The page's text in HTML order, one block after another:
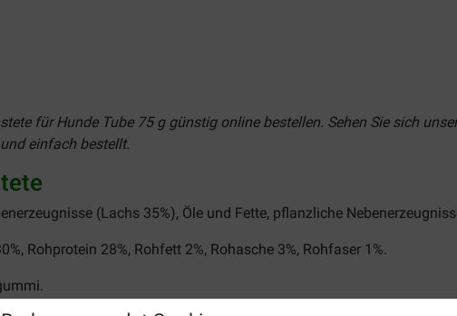
für Hunde Tube 75 g günstig online bestellen. Sehen Sie sich
einfach bestellt.
(Lachs 35%), Öle und Fette, pflanzliche
Rohprotein 28%, Rohfett 2%, Rohasche 3%, Rohfaser 1%.